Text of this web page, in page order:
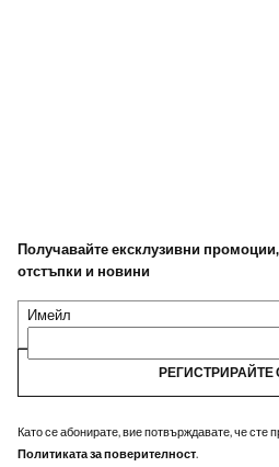
Получавайте ексклузивни
отстъпки и новини
Имейл
РЕГИСТРИРАЙТЕ
Като се абонирате, вие потвърждавате, че сте
Политиката за поверителност.